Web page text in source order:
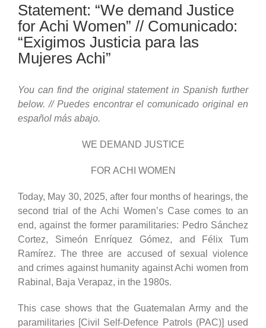
Statement: “We demand Justice
for Achi Women” // Comunicado:
“Exigimos Justicia para las
Mujeres Achi”
You can find the original statement in Spanish further
below. // Puedes encontrar el comunicado original en
español más abajo.
WE DEMAND JUSTICE
FOR ACHI WOMEN
Today, May 30, 2025, after four months of hearings, the
second trial of the Achi Women’s Case comes to an
end, against the former paramilitaries: Pedro Sánchez
Cortez, Simeón Enríquez Gómez, and Félix Tum
Ramírez. The three are accused of sexual violence
and crimes against humanity against Achi women from
Rabinal, Baja Verapaz, in the 1980s.
This case shows that the Guatemalan Army and the
paramilitaries [Civil Self-Defence Patrols (PAC)] used